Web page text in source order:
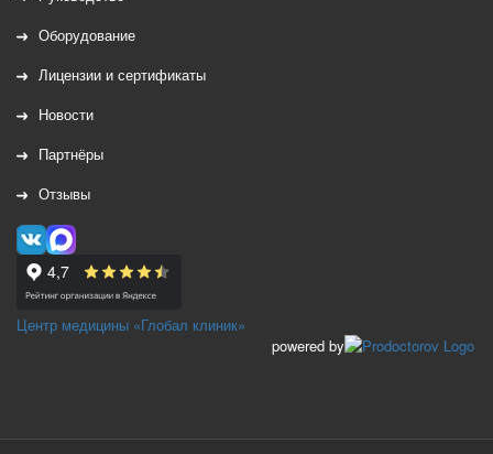
Оборудование
Лицензии и сертификаты
Новости
Партнёры
Отзывы
Центр медицины «Глобал клиник»
powered by